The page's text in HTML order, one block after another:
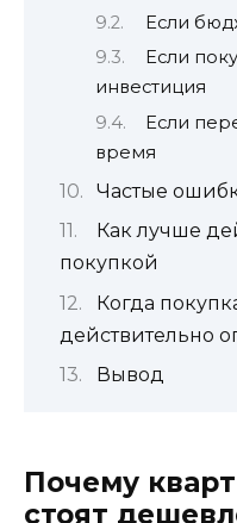
Если
Если
инвестиция
Если
время
Частые
Как лучше
покупкой
Когда
действительно
Вывод
Почему
стоят